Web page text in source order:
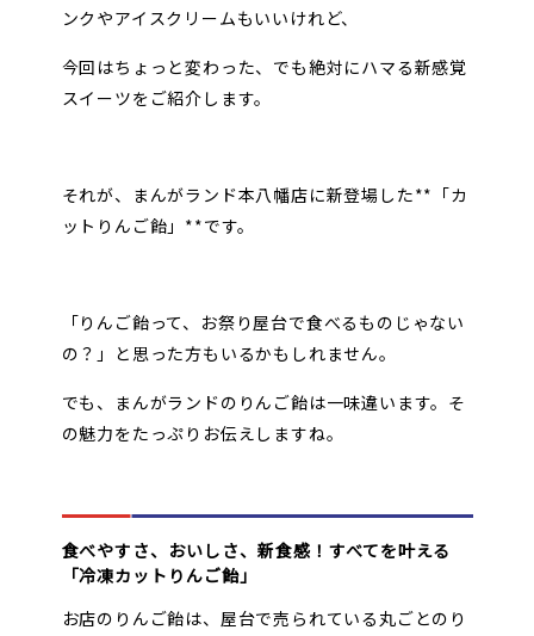
ンクやアイスクリームもいいけれど、
今回はちょっと変わった、でも絶対にハマる新感覚
スイーツをご紹介します。
それが、まんがランド本八幡店に新登場した**「カ
ットりんご飴」**です。
「りんご飴って、お祭り屋台で食べるものじゃない
の？」と思った方もいるかもしれません。
でも、まんがランドのりんご飴は一味違います。そ
の魅力をたっぷりお伝えしますね。
食べやすさ、おいしさ、新食感！すべてを叶える
「冷凍カットりんご飴」
お店のりんご飴は、屋台で売られている丸ごとのり